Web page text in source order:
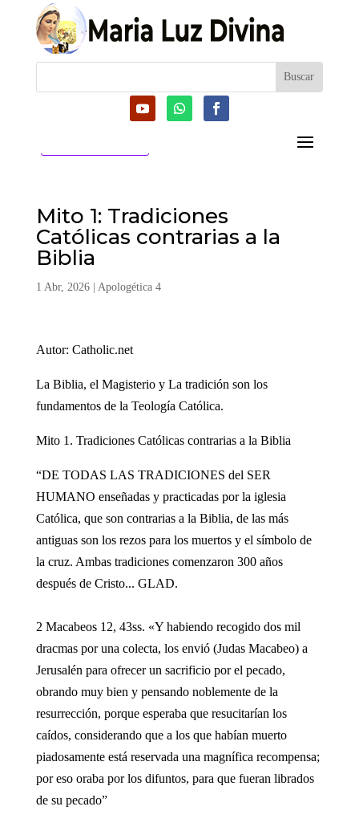
Mito 1: Tradiciones
Católicas contrarias a la
Biblia
1 Abr, 2026| Apologética 4
Autor: Catholic.net
La Biblia, el Magisterio y La tradición son los
fundamentos de la Teología Católica.
Mito 1. Tradiciones Católicas contrarias a la Biblia
“DE TODAS LAS TRADICIONES del SER
HUMANO enseñadas y practicadas por la iglesia
Católica, que son contrarias a la Biblia, de las más
antiguas son los rezos para los muertos y el símbolo de
la cruz. Ambas tradiciones comenzaron 300 años
después de Cristo... GLAD.
2 Macabeos 12, 43ss. «Y habiendo recogido dos mil
dracmas por una colecta, los envió (Judas Macabeo) a
Jerusalén para ofrecer un sacrificio por el pecado,
obrando muy bien y pensando noblemente de la
resurrección, porque esperaba que resucitarían los
caídos, considerando que a los que habían muerto
piadosamente está reservada una magnífica recompensa;
por eso oraba por los difuntos, para que fueran librados
de su pecado”